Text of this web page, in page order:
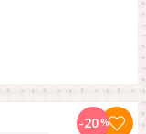
-20%